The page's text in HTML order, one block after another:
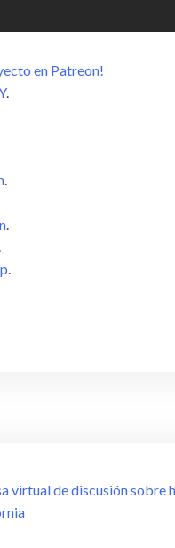
en Patreon!
.
virtual de discusión sobre